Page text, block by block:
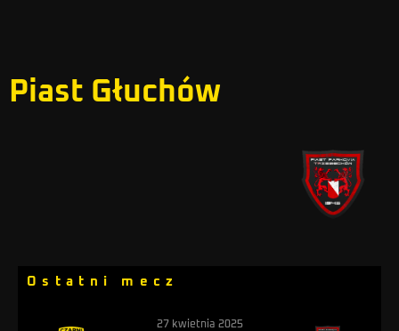
Piast Głuchów
Ostatni mecz
27 kwietnia 2025